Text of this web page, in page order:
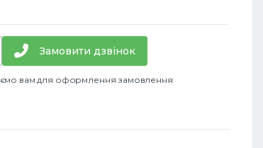
Замовити дзвінок
вам для оформлення замовлення